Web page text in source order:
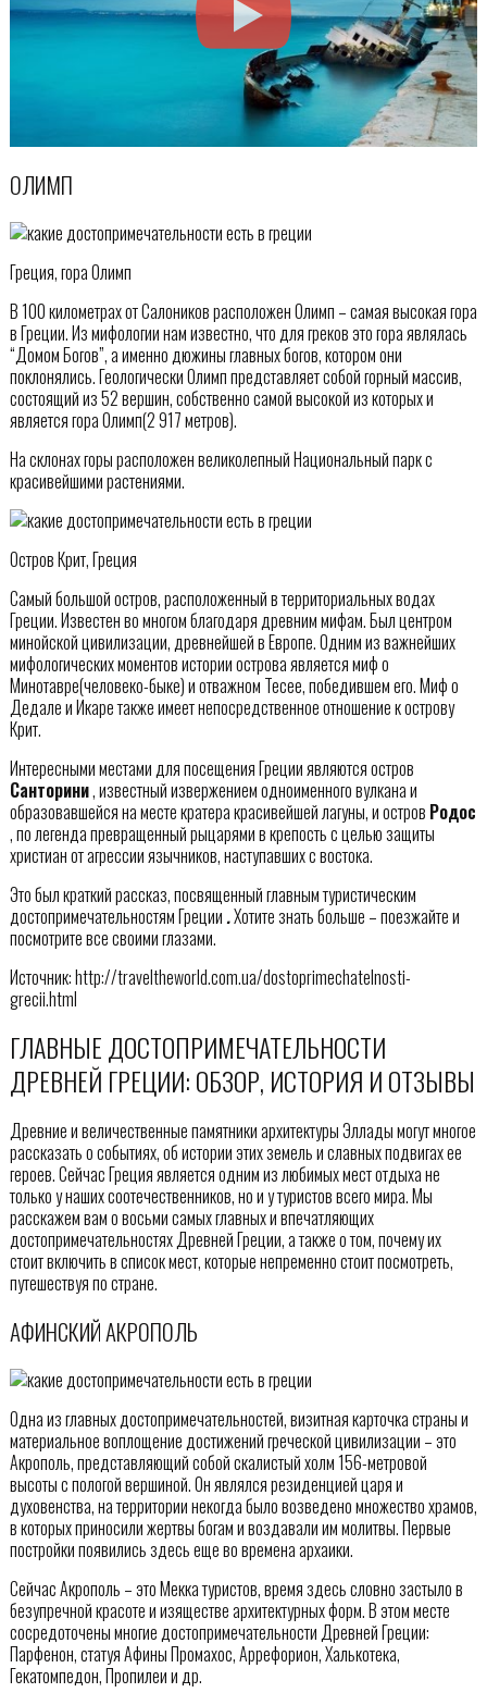
ОЛИМП
Греция, гора Олимп
В 100 километрах от Салоников расположен Олимп – самая высокая гора
в Греции. Из мифологии нам известно, что для греков это гора являлась
“Домом Богов”, а именно дюжины главных богов, котором они
поклонялись. Геологически Олимп представляет собой горный массив,
состоящий из 52 вершин, собственно самой высокой из которых и
является гора Олимп(2 917 метров).
На склонах горы расположен великолепный Национальный парк с
красивейшими растениями.
Остров Крит, Греция
Самый большой остров, расположенный в территориальных водах
Греции. Известен во многом благодаря древним мифам. Был центром
минойской цивилизации, древнейшей в Европе. Одним из важнейших
мифологических моментов истории острова является миф о
Минотавре(человеко-быке) и отважном Тесее, победившем его. Миф о
Дедале и Икаре также имеет непосредственное отношение к острову
Крит.
Интересными местами для посещения Греции являются остров
Санторини, известный извержением одноименного вулкана и
образовавшейся на месте кратера красивейшей лагуны, и остров Родос
, по легенда превращенный рыцарями в крепость с целью защиты
христиан от агрессии язычников, наступавших с востока.
Это был краткий рассказ, посвященный главным туристическим
достопримечательностям Греции .Хотите знать больше – поезжайте и
посмотрите все своими глазами.
Источник: http://traveltheworld.com.ua/dostoprimechatelnosti-
grecii.html
ГЛАВНЫЕ ДОСТОПРИМЕЧАТЕЛЬНОСТИ
ДРЕВНЕЙ ГРЕЦИИ: ОБЗОР, ИСТОРИЯ И ОТЗЫВЫ
Древние и величественные памятники архитектуры Эллады могут многое
рассказать о событиях, об истории этих земель и славных подвигах ее
героев. Сейчас Греция является одним из любимых мест отдыха не
только у наших соотечественников, но и у туристов всего мира. Мы
расскажем вам о восьми самых главных и впечатляющих
достопримечательностях Древней Греции, а также о том, почему их
стоит включить в список мест, которые непременно стоит посмотреть,
путешествуя по стране.
АФИНСКИЙ АКРОПОЛЬ
Одна из главных достопримечательностей, визитная карточка страны и
материальное воплощение достижений греческой цивилизации – это
Акрополь, представляющий собой скалистый холм 156-метровой
высоты с пологой вершиной. Он являлся резиденцией царя и
духовенства, на территории некогда было возведено множество храмов,
в которых приносили жертвы богам и воздавали им молитвы. Первые
постройки появились здесь еще во времена архаики.
Сейчас Акрополь – это Мекка туристов, время здесь словно застыло в
безупречной красоте и изяществе архитектурных форм. В этом месте
сосредоточены многие достопримечательности Древней Греции:
Парфенон, статуя Афины Промахос, Аррефорион, Халькотека,
Гекатомпедон, Пропилеи и др.